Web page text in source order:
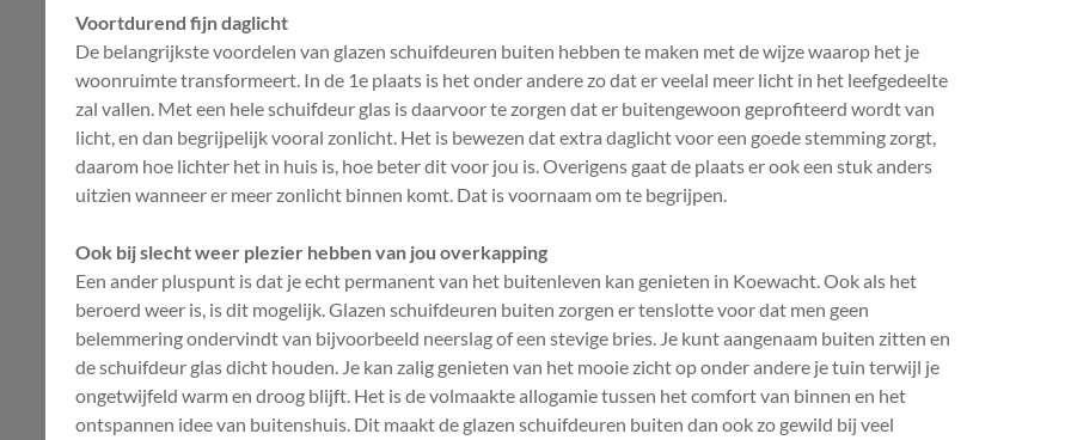
Voortdurend fijn daglicht
De belangrijkste voordelen van glazen schuifdeuren buiten hebben te maken met de wijze waarop het je
woonruimte transformeert. In de 1e plaats is het onder andere zo dat er veelal meer licht in het leefgedeelte
zal vallen. Met een hele schuifdeur glas is daarvoor te zorgen dat er buitengewoon geprofiteerd wordt van
licht, en dan begrijpelijk vooral zonlicht. Het is bewezen dat extra daglicht voor een goede stemming zorgt,
daarom hoe lichter het in huis is, hoe beter dit voor jou is. Overigens gaat de plaats er ook een stuk anders
uitzien wanneer er meer zonlicht binnen komt. Dat is voornaam om te begrijpen.
Ook bij slecht weer plezier hebben van jou overkapping
Een ander pluspunt is dat je echt permanent van het buitenleven kan genieten in Koewacht. Ook als het
beroerd weer is, is dit mogelijk. Glazen schuifdeuren buiten zorgen er tenslotte voor dat men geen
belemmering ondervindt van bijvoorbeeld neerslag of een stevige bries. Je kunt aangenaam buiten zitten en
de schuifdeur glas dicht houden. Je kan zalig genieten van het mooie zicht op onder andere je tuin terwijl je
ongetwijfeld warm en droog blijft. Het is de volmaakte allogamie tussen het comfort van binnen en het
ontspannen idee van buitenshuis. Dit maakt de glazen schuifdeuren buiten dan ook zo gewild bij veel